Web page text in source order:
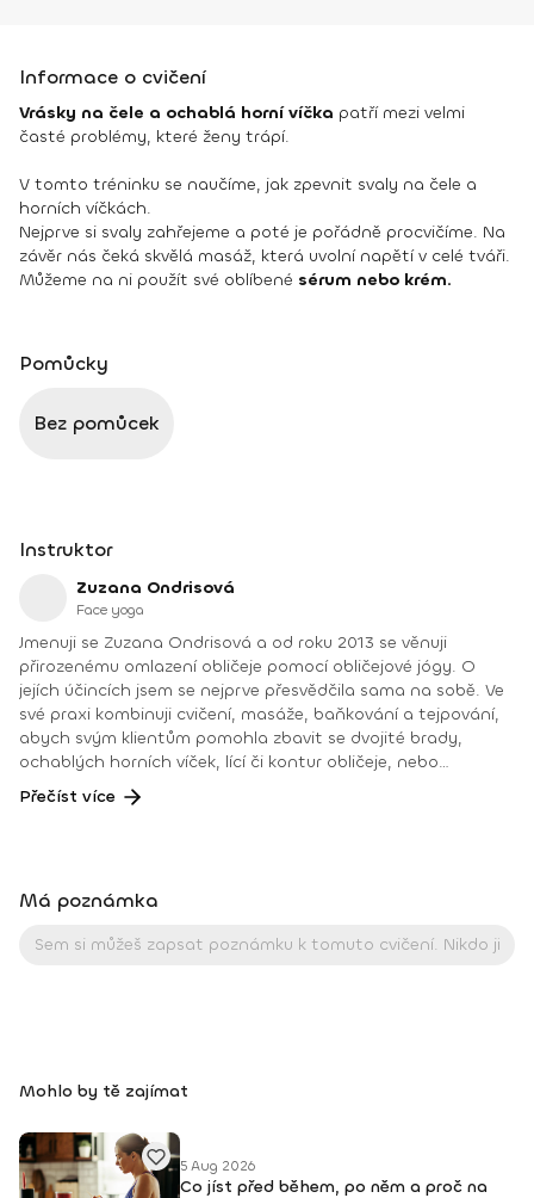
Informace o cvičení
Vrásky na čele a ochablá horní víčka patří mezi velmi
časté problémy, které ženy trápí.
V tomto tréninku se naučíme, jak zpevnit svaly na čele a
horních víčkách.
Nejprve si svaly zahřejeme a poté je pořádně procvičíme. Na
závěr nás čeká skvělá masáž, která uvolní napětí v celé tváři.
Můžeme na ni použít své oblíbené sérum nebo krém.
Pomůcky
Bez pomůcek
Instruktor
Zuzana Ondrisová
Face yoga
Jmenuji se Zuzana Ondrisová a od roku 2013 se věnuji
přirozenému omlazení obličeje pomocí obličejové jógy. O
jejích účincích jsem se nejprve přesvědčila sama na sobě. Ve
své praxi kombinuji cvičení, masáže, baňkování a tejpování,
abych svým klientům pomohla zbavit se dvojité brady,
ochablých horních víček, lící či kontur obličeje, nebo
pomohla navrátit cit do ochrnuté části obličeje. Od roku
2018 školím pod vlastní značkou Face Yoga Institute budoucí
lektorky pořádám workshopy pro korporace, přednášky na
pobytech v České republice i v zahraničí. Jsem velmi vděčná,
Přečíst více
Má poznámka
Mohlo by tě zajímat
5 Aug 2026
Co jíst před během, po něm a proč na